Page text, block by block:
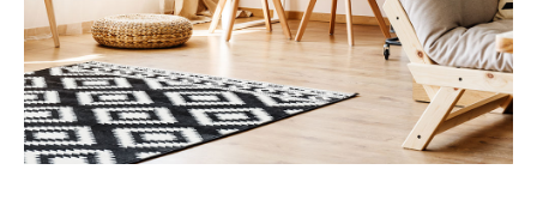
MORE DETAILS